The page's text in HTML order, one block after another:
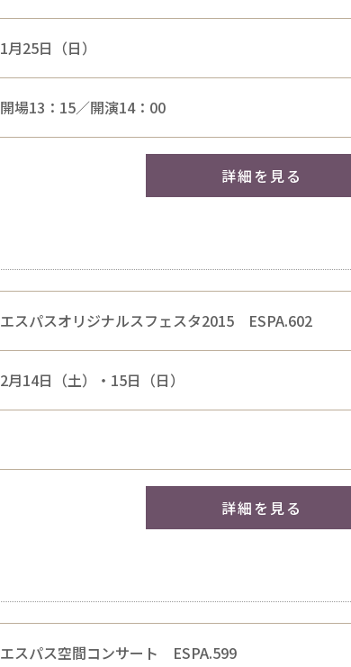
1月25日（日）
開場13：15／開演14：00
詳細を見る
エスパスオリジナルスフェスタ2015 ESPA.602
2月14日（土）・15日（日）
詳細を見る
エスパス空間コンサート ESPA.599